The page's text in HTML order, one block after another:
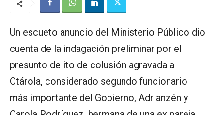
Un escueto anuncio del Ministerio Público dio
cuenta de la indagación preliminar por el
presunto delito de colusión agravada a
Otárola, considerado segundo funcionario
más importante del Gobierno, Adrianzén y